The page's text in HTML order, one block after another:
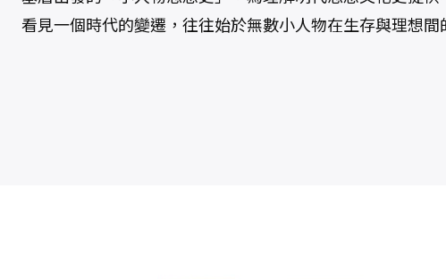
看見一個時代的變遷，往往始於無數小人物在生存與理想間